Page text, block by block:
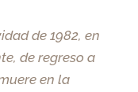
de 1982, en
de regreso a
en la